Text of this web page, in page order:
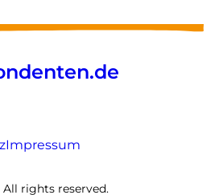
Impressum
All rights reserved.